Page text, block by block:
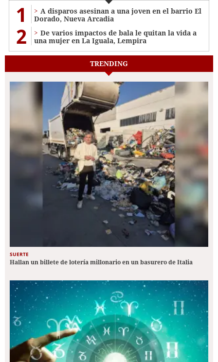
1
A disparos asesinan a una joven en el barrio El
Dorado, Nueva Arcadia
2
De varios impactos de bala le quitan la vida a
una mujer en La Iguala, Lempira
TRENDING
SUERTE
Hallan un billete de lotería millonario en un basurero de Italia